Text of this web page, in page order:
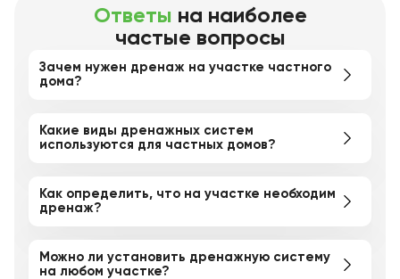
Ответы на наиболее
частые вопросы
Зачем нужен дренаж на участке частного
дома?
скопления избыточной влаги на участке, что может
дренажа помогает эффективно отводить воду и
сохранять участок сухим.
Какие виды дренажных систем
используются для частных домов?
поверхностный и глубинный дренаж.
отвода грунтовых вод и предотвращения их
Как определить, что на участке необходим
дренаж?
вода долго не уходит после дождя, или заметны
Можно ли установить дренажную систему
на любом участке?